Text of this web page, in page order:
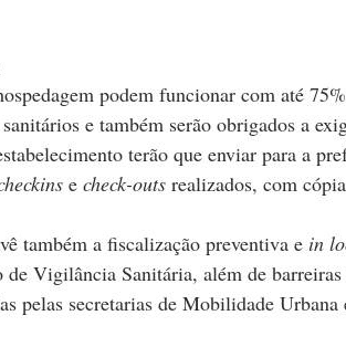
podem funcionar com até
e também serão obrigados a
terão que enviar para a
e check-outs realizados, com
também a fiscalização preventiva e in
de Vigilância Sanitária, além de
pelas secretarias de Mobilidade Urbana